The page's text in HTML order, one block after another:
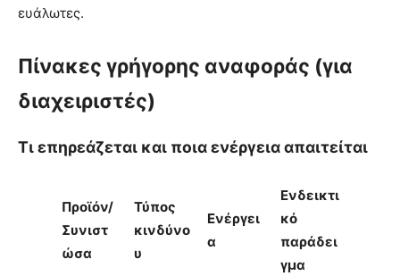
ευάλωτες.
Πίνακες γρήγορης αναφοράς (για
διαχειριστές)
Τι επηρεάζεται και ποια ενέργεια απαιτείται
Προϊόν/
Συνιστ
ώσα
Τύπος
κινδύνο
υ
Ενέργει
α
Ενδεικτι
κό
παράδει
γμα